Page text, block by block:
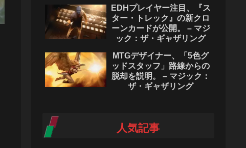
EDHプレイヤー注目、『ス
ター・トレック』の新クロ
ーンカードが公開。 – マジ
ック：ザ・ギャザリング
MTGデザイナー、「5色グ
ッドスタッフ」路線からの
脱却を説明。 – マジック：
ザ・ギャザリング
人気記事